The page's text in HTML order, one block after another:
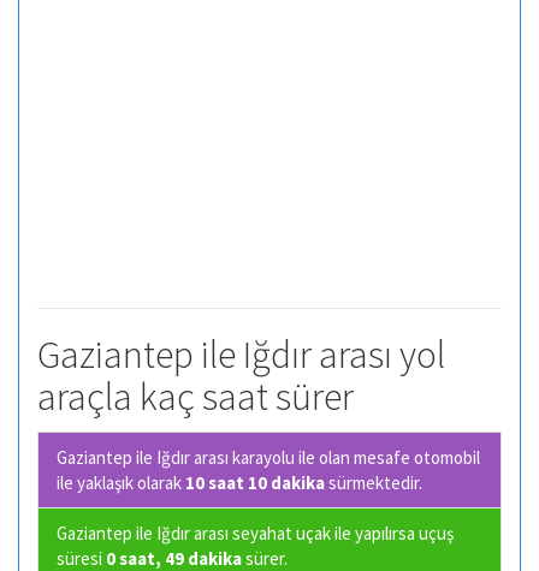
Gaziantep ile Iğdır arası yol
araçla kaç saat sürer
Gaziantep ile Iğdır arası karayolu ile olan mesafe otomobil
ile yaklaşık olarak 10 saat 10 dakikasürmektedir.
Gaziantep ile Iğdır arası seyahat uçak ile yapılırsa uçuş
süresi 0 saat, 49 dakikasürer.